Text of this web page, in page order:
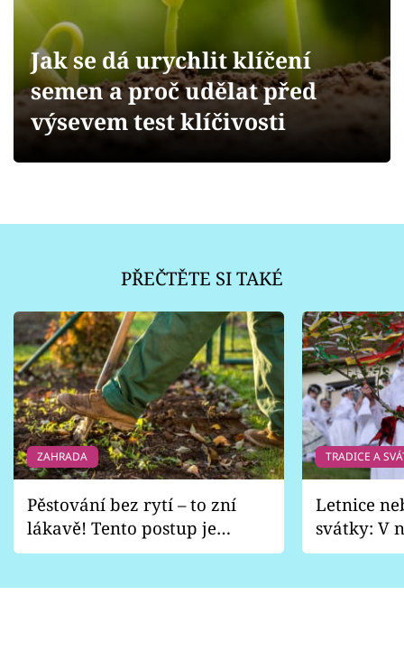
Přihlášení
Sledujte nás
Jak se dá urychlit klíčení
semen a proč udělat před
výsevem test klíčivosti
PŘEČTĚTE SI TAKÉ
ZAHRADA
Pěstování bez rytí – to zní
lákavě! Tento postup je
vhodný jen pro některé
TRADICE A
Letnice
svátky: V
pondělí